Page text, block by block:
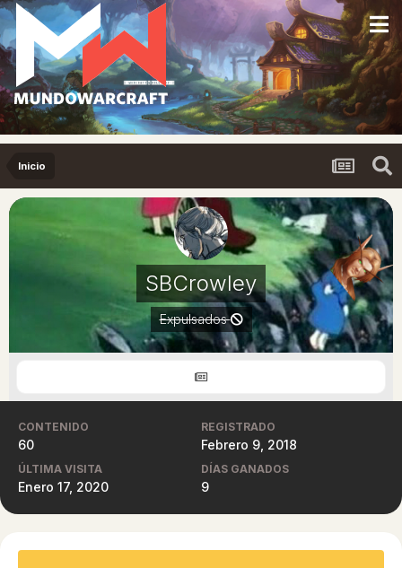
Inicio
SBCrowley
Expulsados
CONTENIDO
60
REGISTRADO
Febrero 9, 2018
ÚLTIMA VISITA
Enero 17, 2020
DÍAS GANADOS
9